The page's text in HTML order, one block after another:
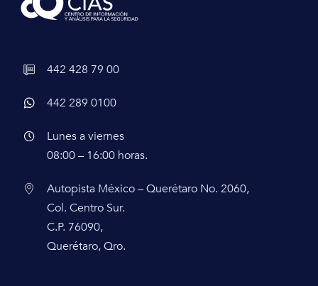
442 428 79 00
442 289 0100
Lunes a viernes
08:00 – 16:00 horas.
Autopista México – Querétaro No. 2060,
Col. Centro Sur.
C.P. 76090,
Querétaro, Qro.